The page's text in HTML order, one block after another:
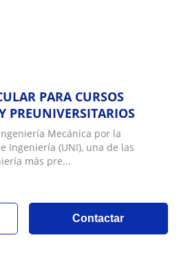
PARA CURSOS
PREUNIVERSITARIOS
Mecánica por la
Ingeniería (UNI), una de las
más pre...
Contactar